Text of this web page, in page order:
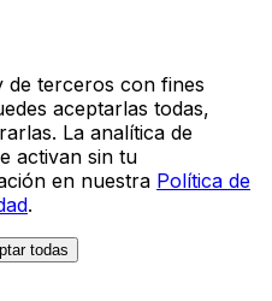
de terceros con fines
aceptarlas todas,
La analítica de
activan sin tu
en nuestra Política de
.
todas